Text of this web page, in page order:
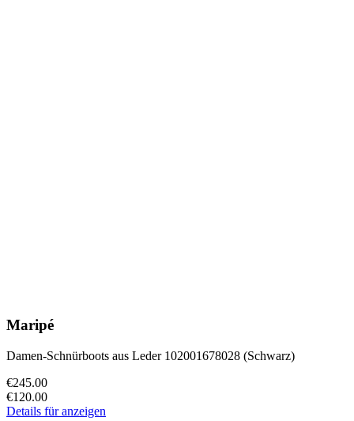
Maripé
Damen-Schnürboots aus Leder 102001678028 (Schwarz)
€245.00
€120.00
Details für anzeigen